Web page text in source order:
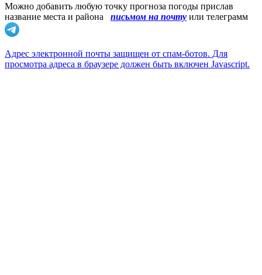
Можно добавить любую точку прогноза погоды прислав
название места и района
письмом на почту или телеграмм
Адрес электронной почты защищен от спам-ботов. Для
просмотра адреса в браузере должен быть включен Javascript.